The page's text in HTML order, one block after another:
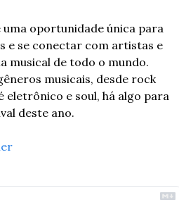
oportunidade única para
e se conectar com artistas e
musical de todo o mundo.
musicais, desde rock
e soul, há algo para
deste ano.